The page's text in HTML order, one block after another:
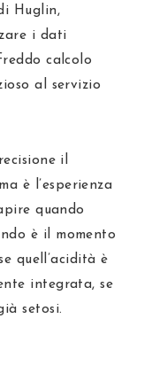
Huglin,
i dati
calcolo
al servizio
il
è l’esperienza
quando
è il momento
quell’acidità è
integrata, se
setosi.